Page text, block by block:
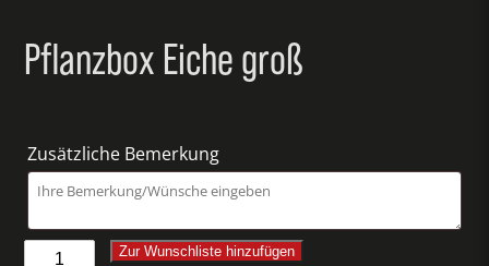
Pflanzbox Eiche groß
Zusätzliche Bemerkung
Pflanzbox
Zur Wunschliste hinzufügen